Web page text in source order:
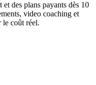
des plans payants dès 10
video coaching et
le coût réel.